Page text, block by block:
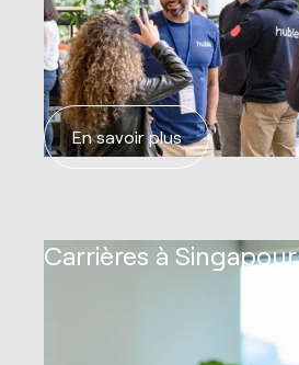
En savoir plus
Carrières à Singapour